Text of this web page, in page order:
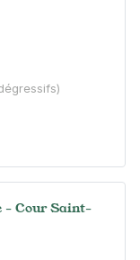
- Cour Saint-